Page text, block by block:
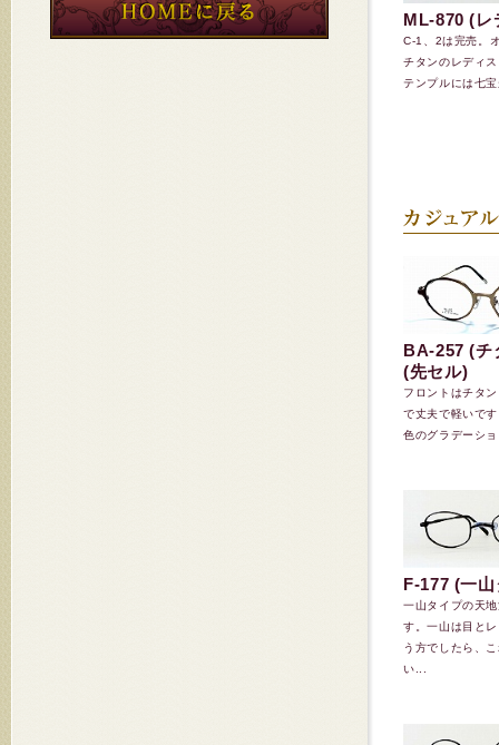
ML-870 (レ
C-1、2は完売。
チタンのレディ
テンプルには七
BA-257 (チ
(先セル)
フロントはチタ
で丈夫で軽いで
色のグラデーシ
F-177 (一
一山タイプの天
す。一山は目と
う方でしたら、
い...